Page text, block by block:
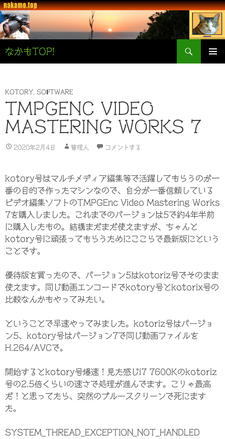
なかもTOP!
検
索
ン
ツ
へ
ス
キ
ッ
KOTORY SOFTWARE
TMPGENC VIDEO
MASTERING WORKS 7
2020年2月4日 管理人 コメントする
kotory号はマルチメディア編集等で活躍してもらうのが一
番の目的で作ったマシンなので、自分が一番信頼している
ビデオ編集ソフトのTMPGEnc Video Mastering Works
7を購入しました。これまでのバージョンは5で約4年半前
に購入したもの。結構まだまだ使えますが、ちゃんと
kotory号に頑張ってもらうためにここらで最新版にという
ことです。
優待版を買ったので、バージョン5はkotoriz号でそのまま
使えます。同じ動画エンコードでkotory号とkotorix号の
比較なんかもやってみたい。
ということで早速やってみました。kotoriz号はバージョ
ン5、kotory号はバージョン7で同じ動画ファイルを
H.264/AVCで。
開始するとkotory号爆速！見た感じi7 7600Kのkotoriz
号の2.5倍くらいの速さで処理が進んでます。こりゃ最高
だ！と思ってたら、突然のブルースクリーンで死にます
た。
SYSTEM_THREAD_EXCEPTION_NOT_HANDLED